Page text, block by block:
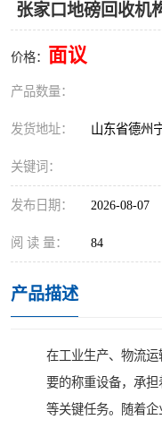
张家口地磅回收机
价格： 面议
产品数量：
发货地址： 山东省德州
关键词：
发布日期： 2026-08-07
阅 读 量： 84
产品描述
在工业生产、物流
要的称重设备，承
等关键任务。随着